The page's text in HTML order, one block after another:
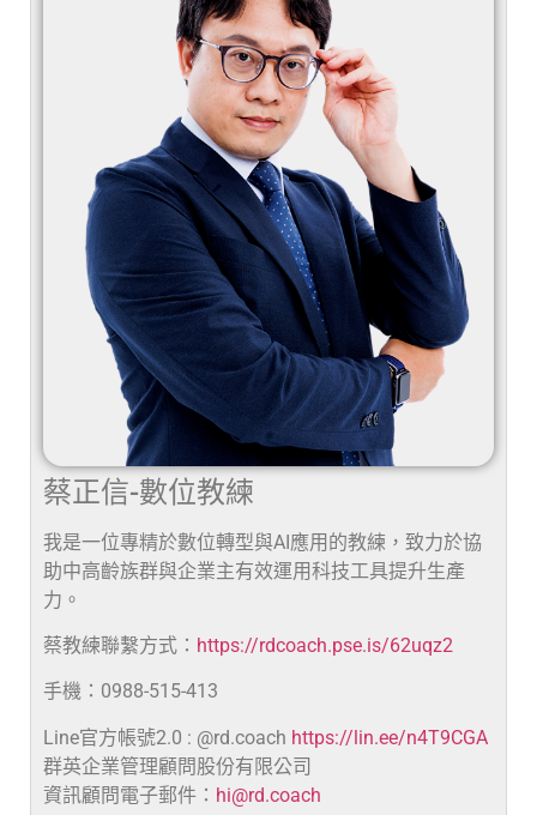
蔡正信-數位教練
我是一位專精於數位轉型與AI應用的教練，致力於協
助中高齡族群與企業主有效運用科技工具提升生產
力。
蔡教練聯繫方式： https://rdcoach.pse.is/62uqz2
手機：0988-515-413
Line官方帳號2.0 : @rd.coach https://lin.ee/n4T9CGA
群英企業管理顧問股份有限公司
資訊顧問電子郵件： hi@rd.coach